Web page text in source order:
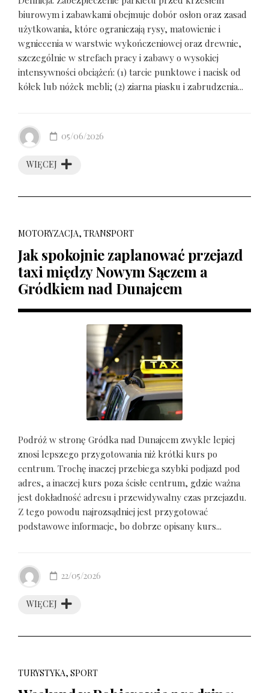
biurowym i zabawkami obejmuje dobór osłon oraz zasad
użytkowania, które ograniczają rysy, matowienie i
wgniecenia w warstwie wykończeniowej oraz drewnie,
szczególnie w strefach pracy i zabawy o wysokiej
intensywności obciążeń: (1) tarcie punktowe i nacisk od
kółek lub nóżek mebli; (2) ziarna piasku i zabrudzenia...
WIĘCEJ
05/06/2026
MOTORYZACJA, TRANSPORT
Jak spokojnie zaplanować przejazd
taxi między Nowym Sączem a
Gródkiem nad Dunajcem
Podróż w stronę Gródka nad Dunajcem zwykle lepiej
znosi lepszego przygotowania niż krótki kurs po
centrum. Trochę inaczej przebiega szybki podjazd pod
adres, a inaczej kurs poza ścisłe centrum, gdzie ważna
jest dokładność adresu i przewidywalny czas przejazdu.
Z tego powodu najrozsądniej jest przygotować
podstawowe informacje, bo dobrze opisany kurs...
WIĘCEJ
22/05/2026
TURYSTYKA, SPORT